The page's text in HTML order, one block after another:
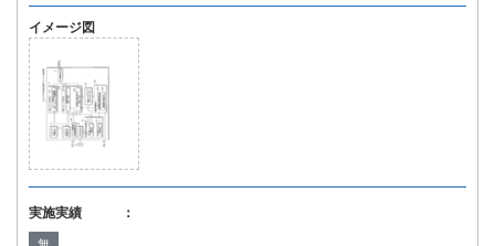
イメージ図
実施実績 ：